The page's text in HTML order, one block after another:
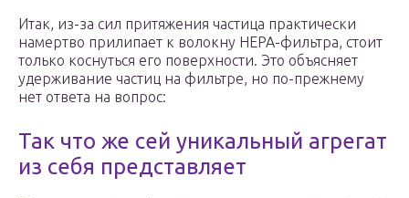
Итак, из-за сил притяжения частица практически
намертво прилипает к волокну HEPA-фильтра, стоит
только коснуться его поверхности. Это объясняет
удерживание частиц на фильтре, но по-прежнему
нет ответа на вопрос:
Так что же сей уникальный агрегат
из себя представляет